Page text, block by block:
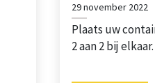
29 november 2022
Plaats uw
2 aan 2 bij elkaar.